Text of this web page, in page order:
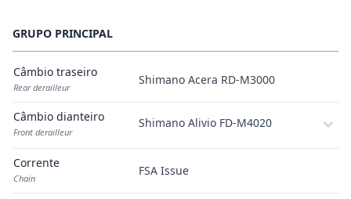
GRUPO PRINCIPAL
Câmbio traseiro
Rear derailleur
Shimano Acera RD-M3000
Câmbio dianteiro
Front derailleur
Shimano Alivio FD-M4020
Corrente
Chain
FSA Issue